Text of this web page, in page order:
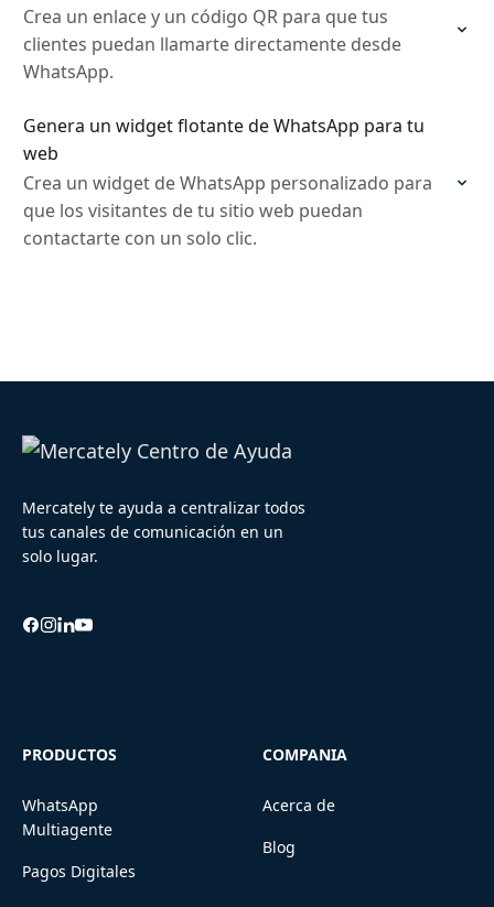
Crea un enlace y un código QR para que tus
clientes puedan llamarte directamente desde
WhatsApp.
Genera un widget flotante de WhatsApp para tu
web
Crea un widget de WhatsApp personalizado para
que los visitantes de tu sitio web puedan
contactarte con un solo clic.
Mercately te ayuda a centralizar todos
tus canales de comunicación en un
solo lugar.
PRODUCTOS
WhatsApp
Multiagente
Pagos Digitales
COMPANIA
Acerca de
Blog